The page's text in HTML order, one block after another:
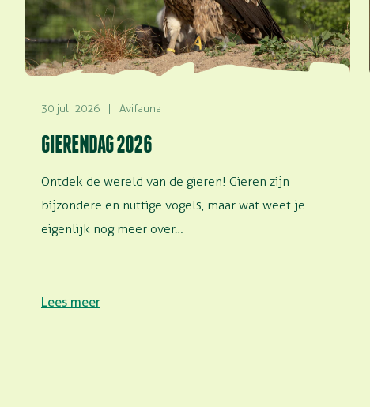
30 juli 2026 | Avifauna
GIERENDAG 2026
Ontdek de wereld van de gieren! Gieren zijn
bijzondere en nuttige vogels, maar wat weet je
eigenlijk nog meer over…
Lees meer